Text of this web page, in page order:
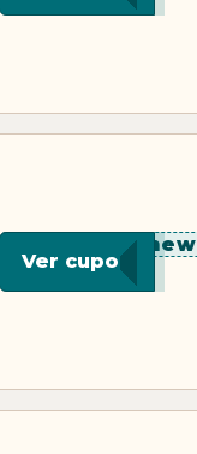
****new
Ver cupon